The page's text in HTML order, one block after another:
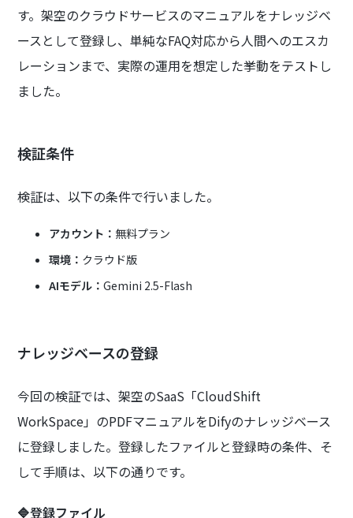
す。架空のクラウドサービスのマニュアルをナレッジベ
ースとして登録し、単純なFAQ対応から人間へのエスカ
レーションまで、実際の運用を想定した挙動をテストし
ました。
検証条件
検証は、以下の条件で行いました。
アカウント： 無料プラン
環境： クラウド版
AIモデル：Gemini 2.5-Flash
ナレッジベースの登録
今回の検証では、架空のSaaS「CloudShift
WorkSpace」のPDFマニュアルをDifyのナレッジベース
に登録しました。登録したファイルと登録時の条件、そ
して手順は、以下の通りです。
🔷登録ファイル